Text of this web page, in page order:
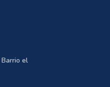
el